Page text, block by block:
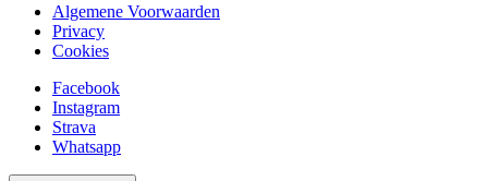
Algemene Voorwaarden
Privacy
Cookies
Facebook
Instagram
Strava
Whatsapp